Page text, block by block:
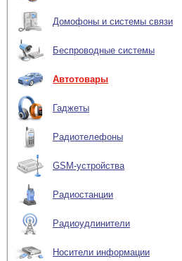
Домофоны и системы связи
Беспроводные системы
Автотовары
Гаджеты
Радиотелефоны
GSM-устройства
Радиостанции
Радиоудлинители
Носители информации